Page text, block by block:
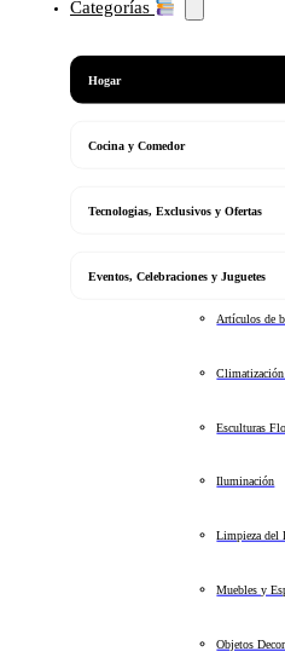
Categorías
Hogar
Cocina y Comedor
Tecnologias, Exclusivos y Ofertas
Eventos, Celebraciones y Juguetes
Artículos de
Esculturas
Iluminación
Limpieza del
Muebles y
Objetos